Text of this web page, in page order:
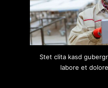
Stet clita kasd
labore et